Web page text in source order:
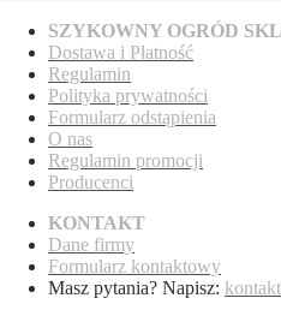
SZYKOWNY OGRÓD
Dostawa i Płatność
Regulamin
Polityka prywatności
Formularz odstąpienia
O nas
Regulamin promocji
Producenci
KONTAKT
Dane firmy
Formularz kontaktowy
Masz pytania? Napisz: